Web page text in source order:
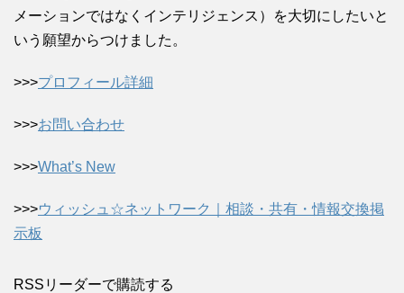
メーションではなくインテリジェンス）を大切にしたいと
いう願望からつけました。
>>>プロフィール詳細
>>>お問い合わせ
>>>What’s New
>>>ウィッシュ☆ネットワーク｜相談・共有・情報交換掲
示板
RSSリーダーで購読する